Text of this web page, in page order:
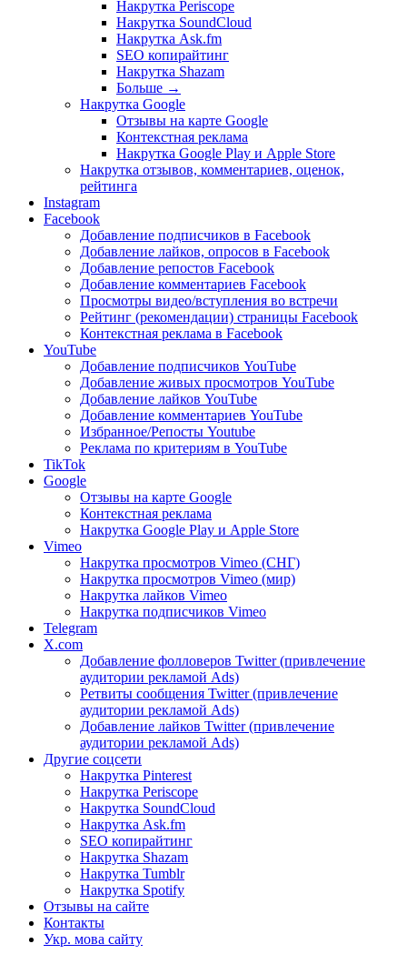
Накрутка Periscope
Накрутка SoundCloud
Накрутка Ask.fm
SEO копирайтинг
Накрутка Shazam
Больше →
Накрутка Google
Отзывы на карте Google
Контекстная реклама
Накрутка Google Play и Apple Store
Накрутка отзывов, комментариев, оценок,
рейтинга
Instagram
Facebook
Добавление подписчиков в Facebook
Добавление лайков, опросов в Facebook
Добавление репостов Facebook
Добавление комментариев Facebook
Просмотры видео/вступления во встречи
Рейтинг (рекомендации) страницы Facebook
Контекстная реклама в Facebook
YouTube
Добавление подписчиков YouTube
Добавление живых просмотров YouTube
Добавление лайков YouTube
Добавление комментариев YouTube
Избранное/Репосты Youtube
Реклама по критериям в YouTube
TikTok
Google
Отзывы на карте Google
Контекстная реклама
Накрутка Google Play и Apple Store
Vimeo
Накрутка просмотров Vimeo (СНГ)
Накрутка просмотров Vimeo (мир)
Накрутка лайков Vimeo
Накрутка подписчиков Vimeo
Telegram
X.com
Добавление фолловеров Twitter (привлечение
аудитории рекламой Ads)
Ретвиты сообщения Twitter (привлечение
аудитории рекламой Ads)
Добавление лайков Twitter (привлечение
аудитории рекламой Ads)
Другие соцсети
Накрутка Pinterest
Накрутка Periscope
Накрутка SoundCloud
Накрутка Ask.fm
SEO копирайтинг
Накрутка Shazam
Накрутка Tumblr
Накрутка Spotify
Отзывы на сайте
Контакты
Укр. мова сайту